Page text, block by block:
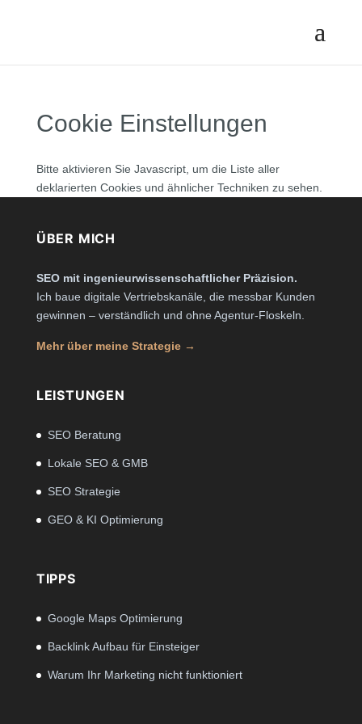
Cookie Einstellungen
Bitte aktivieren Sie Javascript, um die Liste aller
deklarierten Cookies und ähnlicher Techniken zu sehen.
ÜBER MICH
SEO mit ingenieurwissenschaftlicher Präzision.
Ich baue digitale Vertriebskanäle, die messbar Kunden
gewinnen – verständlich und ohne Agentur-Floskeln.
Mehr über meine Strategie →
LEISTUNGEN
SEO Beratung
Lokale SEO & GMB
SEO Strategie
GEO & KI Optimierung
TIPPS
Google Maps Optimierung
Backlink Aufbau für Einsteiger
Warum Ihr Marketing nicht funktioniert